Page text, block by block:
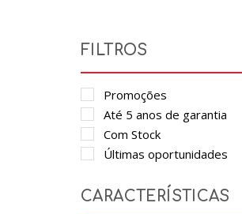
FILTROS
Promoções
Até 5 anos de garantia
Com Stock
Últimas oportunidades
CARACTERÍSTICAS